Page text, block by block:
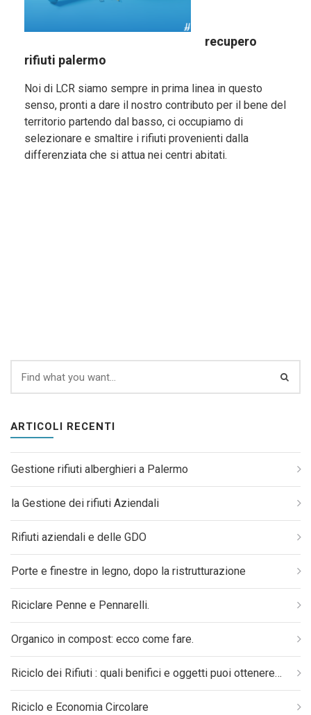
recupero
rifiuti palermo
Noi di LCR siamo sempre in prima linea in questo
senso, pronti a dare il nostro contributo per il bene del
territorio partendo dal basso, ci occupiamo di
selezionare e smaltire i rifiuti provenienti dalla
differenziata che si attua nei centri abitati.
ARTICOLI RECENTI
Gestione rifiuti alberghieri a Palermo
la Gestione dei rifiuti Aziendali
Rifiuti aziendali e delle GDO
Porte e finestre in legno, dopo la ristrutturazione
Riciclare Penne e Pennarelli.
Organico in compost: ecco come fare.
Riciclo dei Rifiuti : quali benifici e oggetti puoi ottenere…
Riciclo e Economia Circolare